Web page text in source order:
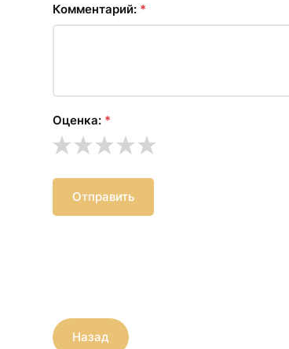
Комментарий: *
Оценка: *
Отправить
Назад